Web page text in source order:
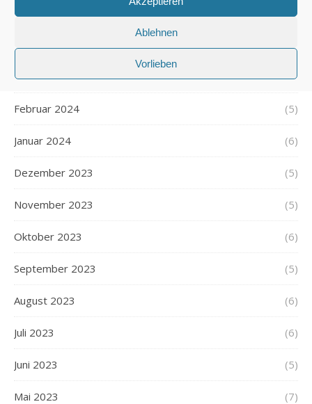
Ablehnen
Vorlieben
Mai 2024 (6)
März 2024 (6)
Februar 2024 (5)
Januar 2024 (6)
Dezember 2023 (5)
November 2023 (5)
Oktober 2023 (6)
September 2023 (5)
August 2023 (6)
Juli 2023 (6)
Juni 2023 (5)
Mai 2023 (7)